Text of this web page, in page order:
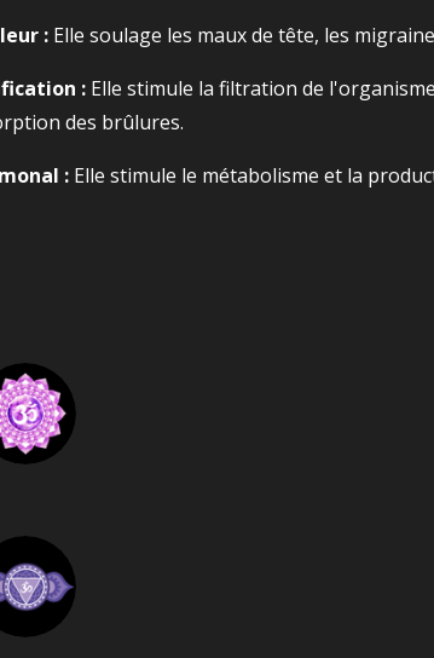
: Elle soulage les maux de tête, les
: Elle stimule la filtration de
des brûlures.
: Elle stimule le métabolisme et la